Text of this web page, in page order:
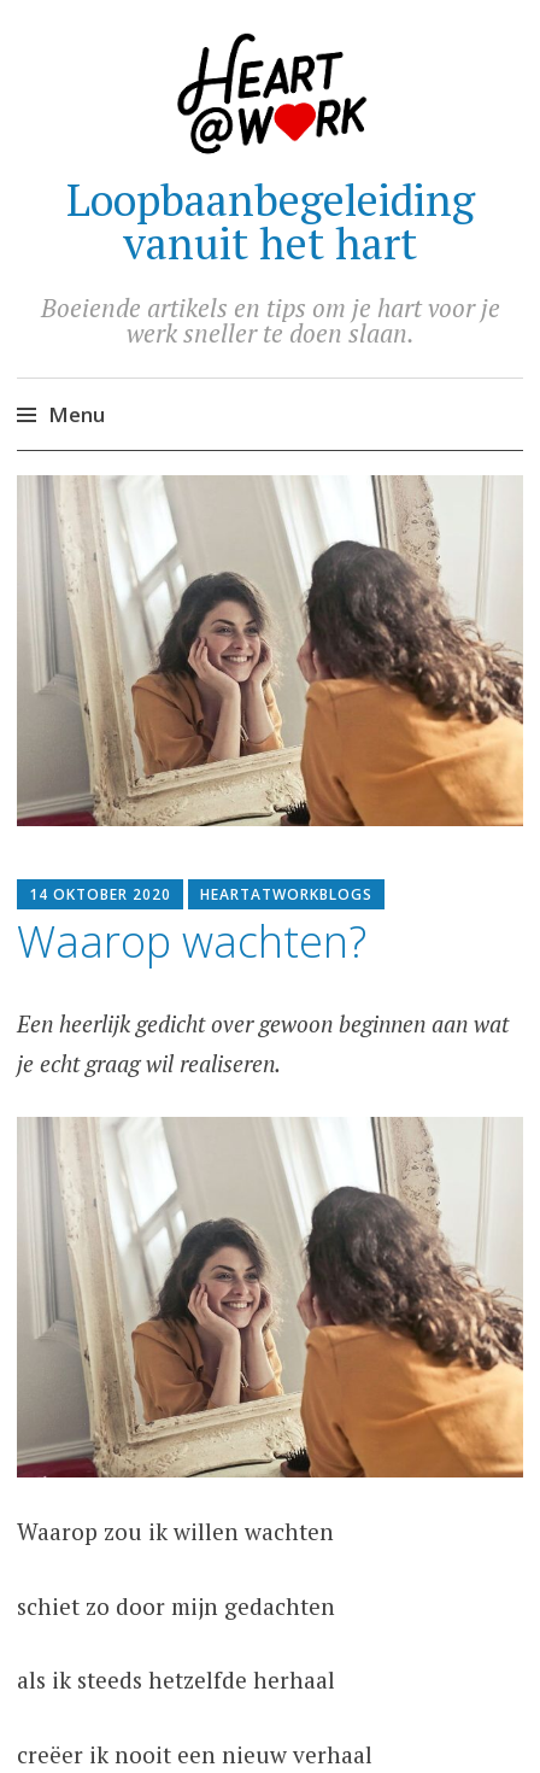
Loopbaanbegeleiding
vanuit het hart
Boeiende artikels en tips om je hart voor je
werk sneller te doen slaan.
Menu
Skip
content
14 OKTOBER 2020 HEARTATWORKBLOGS
Waarop wachten?
Een heerlijk gedicht over gewoon beginnen aan wat
je echt graag wil realiseren.
Waarop zou ik willen wachten
schiet zo door mijn gedachten
als ik steeds hetzelfde herhaal
creëer ik nooit een nieuw verhaal